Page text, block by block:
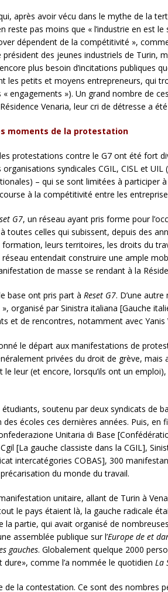
après avoir vécu dans le mythe de la
pas moins que « l’industrie en est
dépendent de la compétitivité »,
des jeunes industriels de Turin,
plus besoin d’incitations publiques
les petits et moyens entrepreneurs, qui
engagements »). Un grand nombre de
Venaria, leur cri de détresse a
moments de la protestation
protestations contre le G7 ont été fort
organisations syndicales CGIL, CISL et
– qui se sont limitées à participer
à la compétitivité entre les
G7, un réseau ayant pris forme pour
toutes celles qui subissent, depuis des
formation, leurs territoires, les droits du
réseau entendait construire une ample
de masse se rendant à la
base ont pris part à Reset G7. D’une
organisé par Sinistra italiana [Gauche
et de rencontres, notamment avec Yanis
le départ aux manifestations de
privées du droit de grève,
leur (et encore, lorsqu’ils ont un
soutenu par deux syndicats de
écoles ces dernières années. Puis, en
Unitaria di Base
[La gauche classiste dans la CGIL],
intercatégories COBAS], 300
du monde du travail.
unitaire, allant de Turin à
le pays étaient là, la gauche radicale
partie, qui avait organisé de
assemblée publique sur l’Europe de et
gauches. Globalement quelque 2000
comme l’a nommée le quotidien La
la contestation. Ce sont des nombres